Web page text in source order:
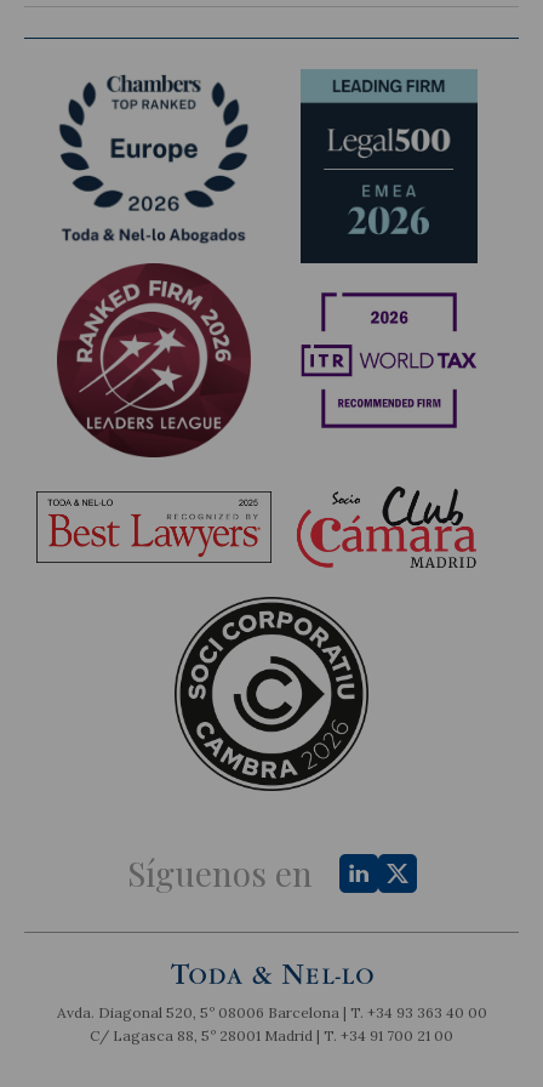
Síguenos en
Avda. Diagonal 520, 5º 08006 Barcelona | T. +34 93 363 40 00
C/ Lagasca 88, 5º 28001 Madrid | T. +34 91 700 21 00